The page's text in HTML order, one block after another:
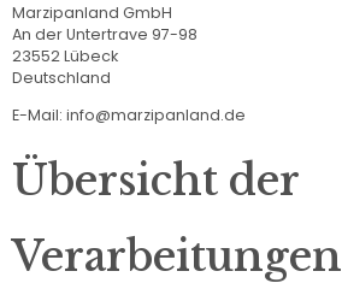
Marzipanland GmbH
An der Untertrave 97-98
23552 Lübeck
Deutschland
E-Mail: info@marzipanland.de
Übersicht der
Verarbeitungen